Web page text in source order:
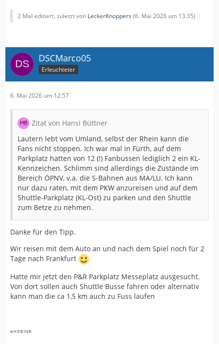
2 Mal editiert, zuletzt von LeckerKnoppers (6. Mai 2026 um 13:35)
DSCMarco05
Erleuchteter
6. Mai 2026 um 12:57
Zitat von Hansi Büttner
Lautern lebt vom Umland, selbst der Rhein kann die
Fans nicht stoppen. Ich war mal in Fürth, auf dem
Parkplatz hatten von 12 (!) Fanbussen lediglich 2 ein KL-
Kennzeichen. Schlimm sind allerdings die Zustände im
Bereich ÖPNV, v.a. die S-Bahnen aus MA/LU. Ich kann
nur dazu raten, mit dem PKW anzureisen und auf dem
Shuttle-Parkplatz (KL-Ost) zu parken und den Shuttle
zum Betze zu nehmen.
Danke für den Tipp.
Wir reisen mit dem Auto an und nach dem Spiel noch für 2
Tage nach Frankfurt
Hatte mir jetzt den P&R Parkplatz Messeplatz ausgesucht.
Von dort sollen auch Shuttle Busse fahren oder alternativ
kann man die ca 1,5 km auch zu Fuss laufen